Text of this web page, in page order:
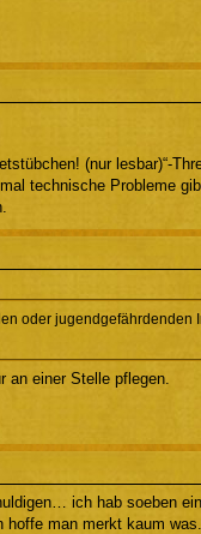
(nur lesbar)“-
technische Probleme
oder jugendgefährdenden
einer Stelle pflegen.
ich hab soeben
hoffe man merkt kaum